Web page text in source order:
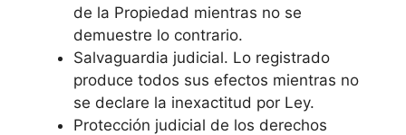
de la Propiedad mientras no se
demuestre lo contrario.
Salvaguardia judicial. Lo registrado
produce todos sus efectos mientras no
se declare la inexactitud por Ley.
Protección judicial de los derechos